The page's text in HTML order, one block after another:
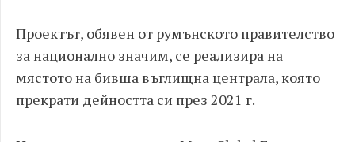
Проектът, обявен от румънското правителство
за национално значим, се реализира на
мястото на бивша въглищна централа, която
прекрати дейността си през 2021 г.